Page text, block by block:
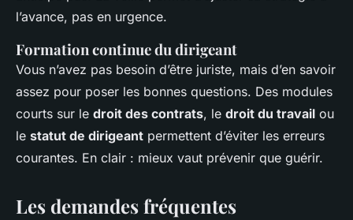
l’avance, pas en urgence.
Formation continue du dirigeant
Vous n’avez pas besoin d’être juriste, mais d’en savoir
assez pour poser les bonnes questions. Des modules
courts sur le droit des contrats, le droit du travail ou
le statut de dirigeant permettent d’éviter les erreurs
courantes. En clair : mieux vaut prévenir que guérir.
Les demandes fréquentes